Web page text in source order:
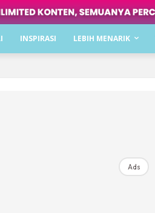
INSPIRASI LEBIH MENARIK
Ads